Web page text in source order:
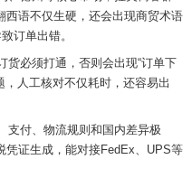
西语不仅生硬，还会出现商贸术语
订单出错。
货必须打通，否则会出现“订单下
，人工核对不仅耗时，还容易出
支付、物流规则和国内差异极
凭证生成，能对接FedEx、UPS等